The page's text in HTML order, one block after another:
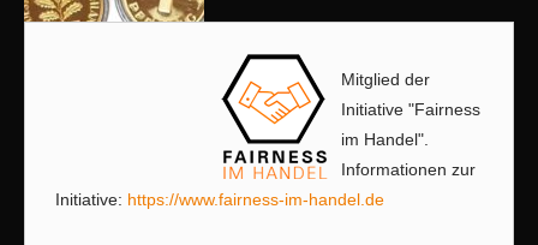
Mitglied der
Initiative "Fairness
im Handel".
Informationen zur
Initiative: https://www.fairness-im-handel.de